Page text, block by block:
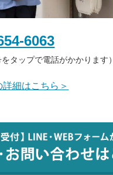
6063
タップで電話がかかります）
細はこちら＞